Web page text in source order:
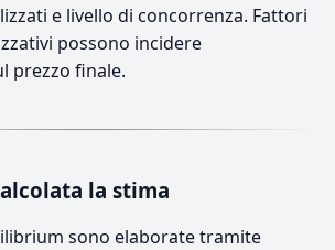
e livello di concorrenza. Fattori
possono incidere
prezzo finale.
la stima
sono elaborate tramite